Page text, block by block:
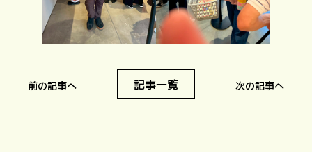
前の記事へ 記事一覧 次の記事へ